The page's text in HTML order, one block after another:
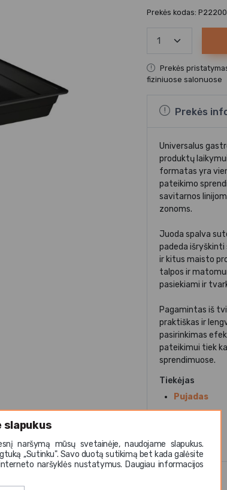
slapukus
naršymą mūsų svetainėje, naudojame slapukus.
,,Sutinku". Savo duotą sutikimą bet kada galėsite
naršyklės nustatymus. Daugiau informacijos
Prekės kodas:
Prekės
fiziniuose salonuose
Prekės
Universalus
produktų
formatas yra
pateikimo
savitarnos
zonoms.
Juoda spalva
padeda išryškinti
ir kitus maisto
talpos ir
pasiekiami ir
Pagamintas iš
praktiškas ir
pasirinkimas
pateikimui tiek
sprendimuose.
Tiekėjas
Pujadas